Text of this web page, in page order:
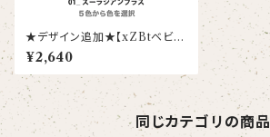
★デザイン追加★【xZBtベビ
ー】カバーオール(ズーラシアン
ブラス/パーカッション)
¥2,640
同じカテゴリの商品